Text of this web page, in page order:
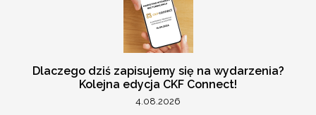
Dlaczego dziś zapisujemy się na wydarzenia?
Kolejna edycja CKF Connect!
4.08.2026